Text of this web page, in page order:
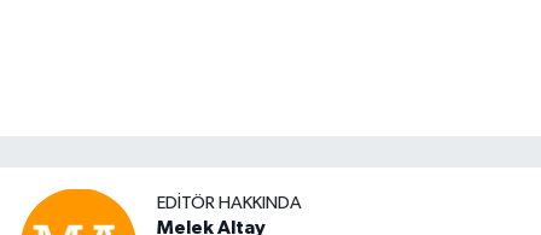
EDITÖR HAKKINDA
Melek Altay